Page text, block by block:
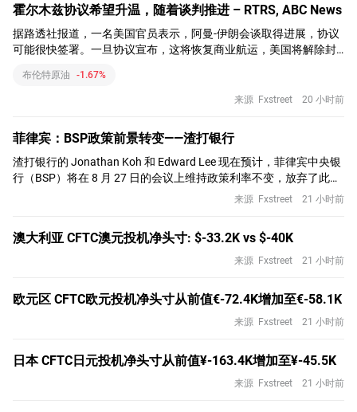
霍尔木兹协议希望升温，随着谈判推进 – RTRS, ABC News
据路透社报道，一名美国官员表示，阿曼-伊朗会谈取得进展，协议
可能很快签署。一旦协议宣布，这将恢复商业航运，美国将解除封
布伦特原油 -1.67%
来源 Fxstreet 20 小时前
菲律宾：BSP政策前景转变——渣打银行
渣打银行的 Jonathan Koh 和 Edward Lee 现在预计，菲律宾中央银
行（BSP）将在 8 月 27 日的会议上维持政策利率不变，放弃了此前
来源 Fxstreet 21 小时前
澳大利亚 CFTC澳元投机净头寸: $-33.2K vs $-40K
来源 Fxstreet 21 小时前
欧元区 CFTC欧元投机净头寸从前值€-72.4K增加至€-58.1K
来源 Fxstreet 21 小时前
日本 CFTC日元投机净头寸从前值¥-163.4K增加至¥-45.5K
来源 Fxstreet 21 小时前